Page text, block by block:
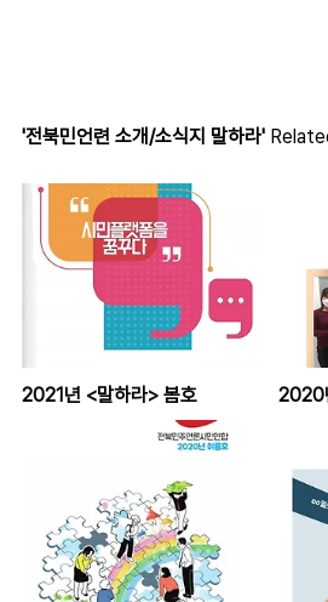
'전북민언련 소개/소식지 말하라'
2021년 <말하라> 봄호 2020